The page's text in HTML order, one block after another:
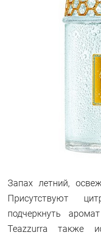
Запах летний,
Присутствуют
подчеркнуть
Teazzurra также